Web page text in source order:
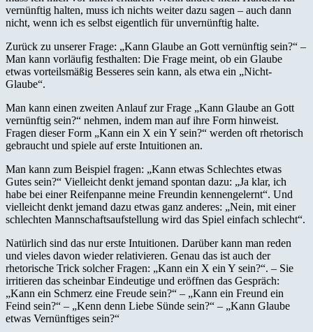
vernünftig halten, muss ich nichts weiter dazu sagen – auch dann
nicht, wenn ich es selbst eigentlich für unvernünftig halte.
Zurück zu unserer Frage: „Kann Glaube an Gott vernünftig sein?“ –
Man kann vorläufig festhalten: Die Frage meint, ob ein Glaube
etwas vorteilsmäßig Besseres sein kann, als etwa ein „Nicht-
Glaube“.
Man kann einen zweiten Anlauf zur Frage „Kann Glaube an Gott
vernünftig sein?“ nehmen, indem man auf ihre Form hinweist.
Fragen dieser Form „Kann ein X ein Y sein?“ werden oft rhetorisch
gebraucht und spiele auf erste Intuitionen an.
Man kann zum Beispiel fragen: „Kann etwas Schlechtes etwas
Gutes sein?“ Vielleicht denkt jemand spontan dazu: „Ja klar, ich
habe bei einer Reifenpanne meine Freundin kennengelernt“. Und
vielleicht denkt jemand dazu etwas ganz anderes: „Nein, mit einer
schlechten Mannschaftsaufstellung wird das Spiel einfach schlecht“.
Natürlich sind das nur erste Intuitionen. Darüber kann man reden
und vieles davon wieder relativieren. Genau das ist auch der
rhetorische Trick solcher Fragen: „Kann ein X ein Y sein?“. – Sie
irritieren das scheinbar Eindeutige und eröffnen das Gespräch:
„Kann ein Schmerz eine Freude sein?“ – „Kann ein Freund ein
Feind sein?“ – „Kenn denn Liebe Sünde sein?“ – „Kann Glaube
etwas Vernünftiges sein?“